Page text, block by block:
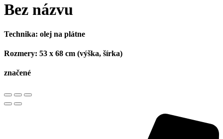
Bez názvu
Technika: olej na plátne
Rozmery: 53 x 68 cm (výška, šírka)
značené